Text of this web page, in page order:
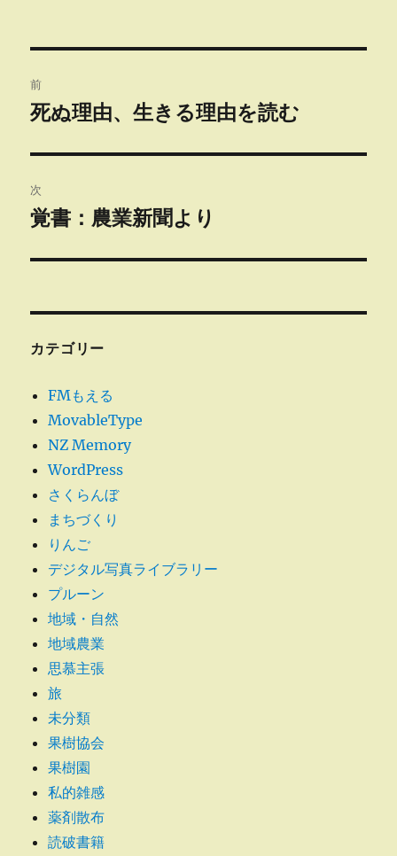
稿
ビ
ゲ
ー
前
前
投
稿:
死ぬ理由、生きる理由を読む
次
次
投
覚書：農業新聞より
カテゴリー
FMもえる
MovableType
NZ Memory
WordPress
さくらんぼ
まちづくり
りんご
デジタル写真ライブラリー
プルーン
地域・自然
地域農業
思慕主張
旅
未分類
果樹協会
果樹園
私的雑感
薬剤散布
読破書籍